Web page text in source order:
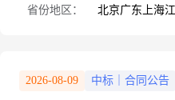
省份地区： 北京广东 上海
2026-08-09 中标｜合同公告